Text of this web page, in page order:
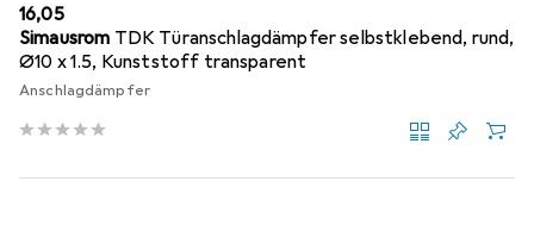
EUR
16,05
Simausrom TDK Türanschlagdämpfer selbstklebend, rund,
Ø10 x 1.5, Kunststoff transparent
Anschlagdämpfer